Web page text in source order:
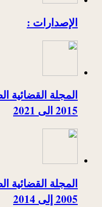
الإصدارات :
المجلة القضائية
2015 الى 2021
المجلة القضائية
2005 إلى 2014